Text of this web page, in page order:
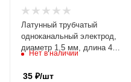
Латунный трубчатый
одноканальный электрод,
диаметр 1,5 мм, длина 400
Нет в наличии
35 ₽/шт